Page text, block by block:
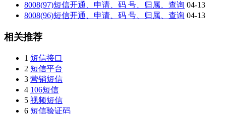
8008(97)短信开通、申请、码 号、归属、查询 04-13
8008(96)短信开通、申请、码 号、归属、查询 04-13
相关推荐
1 短信接口
2 短信平台
3 营销短信
4 106短信
5 视频短信
6 短信验证码